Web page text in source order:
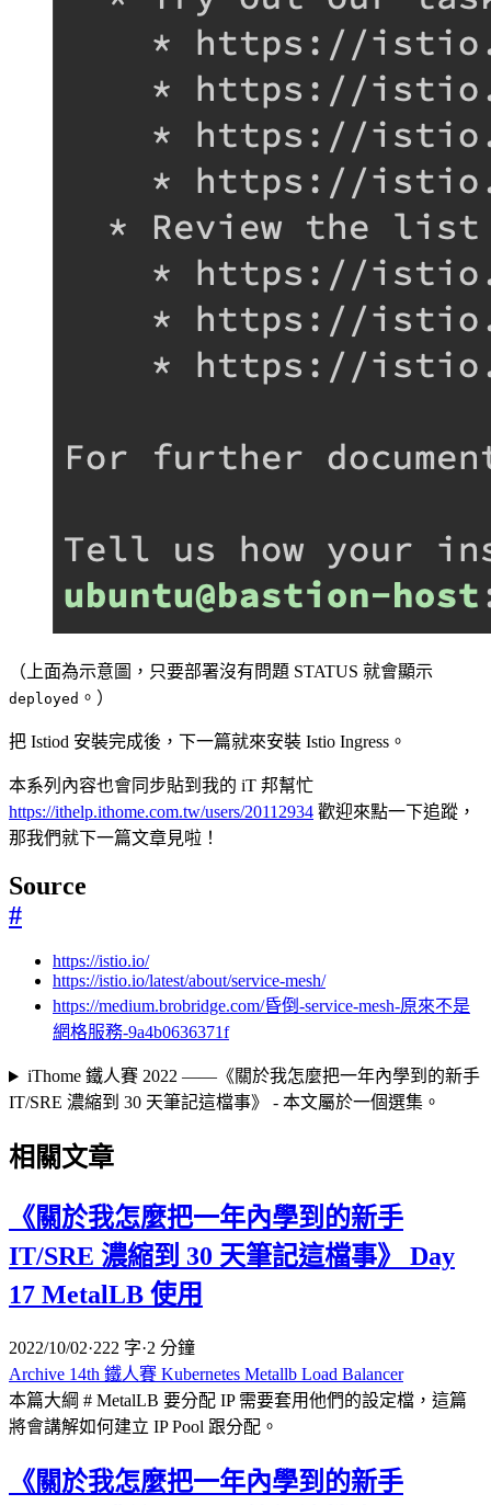
（上面為示意圖，只要部署沒有問題 STATUS 就會顯示
deployed 。）
把 Istiod 安裝完成後，下一篇就來安裝 Istio Ingress。
本系列內容也會同步貼到我的 iT 邦幫忙
https://ithelp.ithome.com.tw/users/20112934 歡迎來點一下追蹤，
那我們就下一篇文章見啦！
Source
#
https://istio.io/
https://istio.io/latest/about/service-mesh/
https://medium.brobridge.com/昏倒-service-mesh-原來不是
網格服務-9a4b0636371f
iThome 鐵人賽 2022 ——《關於我怎麼把一年內學到的新手
IT/SRE 濃縮到 30 天筆記這檔事》 - 本文屬於一個選集。
相關文章
《關於我怎麼把一年內學到的新手
IT/SRE 濃縮到 30 天筆記這檔事》 Day
17 MetalLB 使用
2022/10/02·222 字·2 分鐘
Archive 14th 鐵人賽 Kubernetes Metallb Load Balancer
本篇大綱 # MetalLB 要分配 IP 需要套用他們的設定檔，這篇
將會講解如何建立 IP Pool 跟分配。
《關於我怎麼把一年內學到的新手